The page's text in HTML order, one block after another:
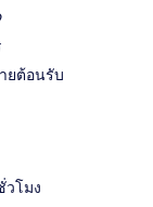
ยต้อนรับ
วโมง